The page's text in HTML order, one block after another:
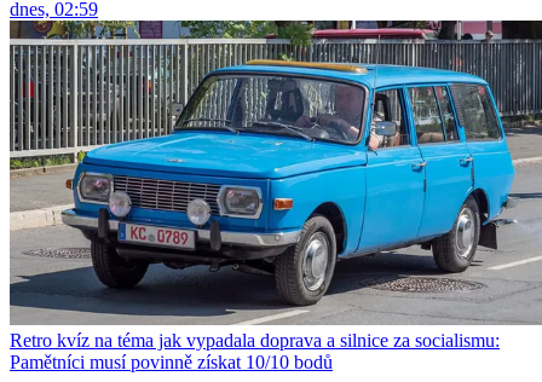
dnes, 02:59
Retro kvíz na téma jak vypadala doprava a silnice za socialismu:
Pamětníci musí povinně získat 10/10 bodů